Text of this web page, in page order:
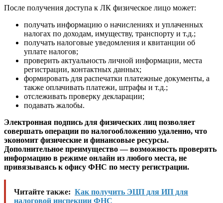
После получения доступа к ЛК физическое лицо может:
получать информацию о начислениях и уплаченных
налогах по доходам, имуществу, транспорту и т.д.;
получать налоговые уведомления и квитанции об
уплате налогов;
проверить актуальность личной информации, места
регистрации, контактных данных;
формировать для распечатки платежные документы, а
также оплачивать платежи, штрафы и т.д.;
отслеживать проверку декларации;
подавать жалобы.
Электронная подпись для физических лиц позволяет
совершать операции по налогообложению удаленно, что
экономит физические и финансовые ресурсы.
Дополнительное преимущество — возможность проверять
информацию в режиме онлайн из любого места, не
привязываясь к офису ФНС по месту регистрации.
Читайте также: Как получить ЭЦП для ИП для
налоговой инспекции ФНС